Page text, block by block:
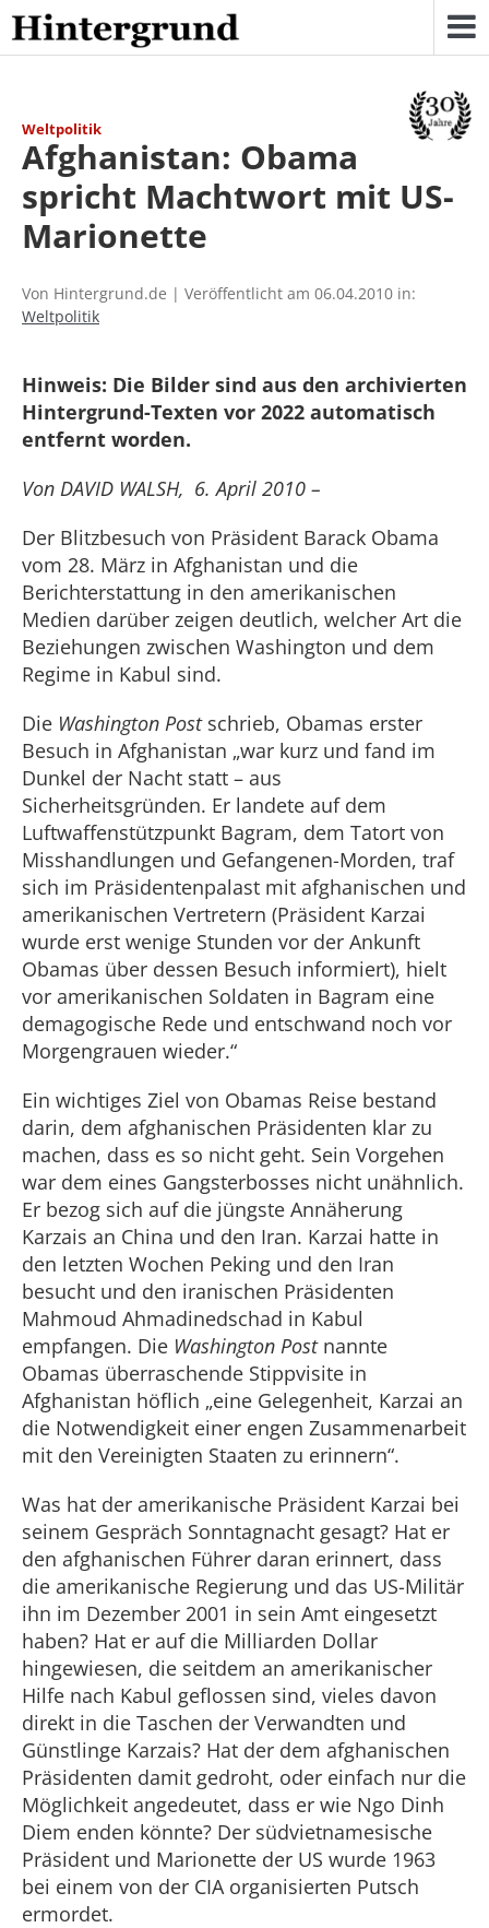
Skip
to
content
Weltpolitik
Afghanistan: Obama
spricht Machtwort mit US-
Marionette
Von Hintergrund.de | Veröffentlicht am 06.04.2010 in:
Weltpolitik
Hinweis: Die Bilder sind aus den archivierten
Hintergrund-Texten vor 2022 automatisch
entfernt worden.
Von DAVID WALSH, 6. April 2010 –
Der Blitzbesuch von Präsident Barack Obama
vom 28. März in Afghanistan und die
Berichterstattung in den amerikanischen
Medien darüber zeigen deutlich, welcher Art die
Beziehungen zwischen Washington und dem
Regime in Kabul sind.
Die Washington Post schrieb, Obamas erster
Besuch in Afghanistan „war kurz und fand im
Dunkel der Nacht statt – aus
Sicherheitsgründen. Er landete auf dem
Luftwaffenstützpunkt Bagram, dem Tatort von
Misshandlungen und Gefangenen-Morden, traf
sich im Präsidentenpalast mit afghanischen und
amerikanischen Vertretern (Präsident Karzai
wurde erst wenige Stunden vor der Ankunft
Obamas über dessen Besuch informiert), hielt
vor amerikanischen Soldaten in Bagram eine
demagogische Rede und entschwand noch vor
Morgengrauen wieder.“
Ein wichtiges Ziel von Obamas Reise bestand
darin, dem afghanischen Präsidenten klar zu
machen, dass es so nicht geht. Sein Vorgehen
war dem eines Gangsterbosses nicht unähnlich.
Er bezog sich auf die jüngste Annäherung
Karzais an China und den Iran. Karzai hatte in
den letzten Wochen Peking und den Iran
besucht und den iranischen Präsidenten
Mahmoud Ahmadinedschad in Kabul
empfangen. Die Washington Post nannte
Obamas überraschende Stippvisite in
Afghanistan höflich „eine Gelegenheit, Karzai an
die Notwendigkeit einer engen Zusammenarbeit
mit den Vereinigten Staaten zu erinnern“.
Was hat der amerikanische Präsident Karzai bei
seinem Gespräch Sonntagnacht gesagt? Hat er
den afghanischen Führer daran erinnert, dass
die amerikanische Regierung und das US-Militär
ihn im Dezember 2001 in sein Amt eingesetzt
haben? Hat er auf die Milliarden Dollar
hingewiesen, die seitdem an amerikanischer
Hilfe nach Kabul geflossen sind, vieles davon
direkt in die Taschen der Verwandten und
Günstlinge Karzais? Hat der dem afghanischen
Präsidenten damit gedroht, oder einfach nur die
Möglichkeit angedeutet, dass er wie Ngo Dinh
Diem enden könnte? Der südvietnamesische
Präsident und Marionette der US wurde 1963
bei einem von der CIA organisierten Putsch
ermordet.